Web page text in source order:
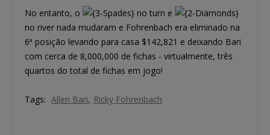
No entanto, o
no turn e
no river nada mudaram e Fohrenbach era eliminado na
6ª posição levando para casa $142,821 e deixando Bari
com cerca de 8,000,000 de fichas - virtualmente, três
quartos do total de fichas em jogo!
Tags: Allen Bari Ricky Fohrenbach